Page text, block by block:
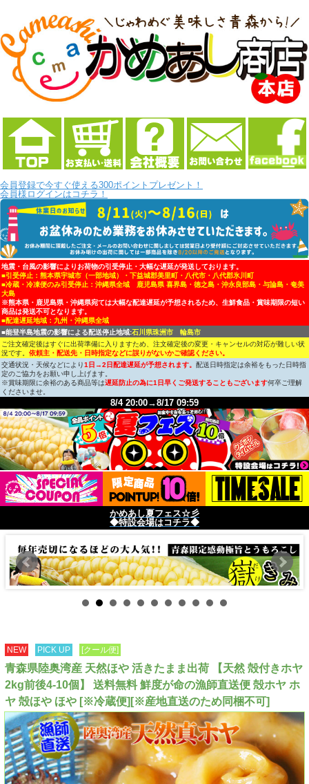
会員登録で今すぐ使える300ポイントプレゼント！
会員様ログインはコチラ！
地震・台風の影響によりお荷物の引受停止・大幅な遅延が発送しております。
■引受停止：熊本県宇城市（一部地域）・下益城郡美里町・八代市・八代郡氷川町
■冷蔵・冷凍便のみ引受停止：沖縄県全域 鹿児島県 喜界島・徳之島・沖永良部島・与論島・奄美
大島
※熊本県・鹿児島県・沖縄県宛ては大幅な配達遅延が予想されるため、生鮮食品・賞味期限の短い
商品は発送不可となります。
■配達遅延地域：九州・沖縄県全域
■能登半島地震の影響による配送停止地域:石川県珠洲市 輪島市
ご注文確定後はすぐに出荷準備に入りますため、注文確定後の変更・キャンセルの対応が難しい状
況です。 依頼主・配送先・日時指定などに誤りがないかご確認ください。
交通状況・天候などにより1日→2日配達遅延が予想されます。 配送日時指定は余裕をもった日時指
定のご協力をお願い申し上げます。
※賞味期限に余裕のある商品等は遅延防止の為に1日早くご発送することもございます何卒ご理解
くださいませ。
8/4 20:00→8/17 09:59
かめあし夏フェス☆彡
◆特設会場はコチラ◆
NEW PICK UP [クール便]
青森県陸奥湾産 天然ほや 活きたまま出荷 【天然 殻付きホヤ
2kg前後4-10個】 送料無料 鮮度が命の漁師直送便 殻ホヤ ホ
ヤ 殻ほや ほや [※冷蔵便][※産地直送のため同梱不可]